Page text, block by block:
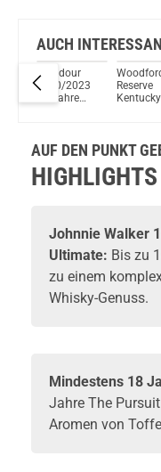
AUCH
Edradour
2010/2023
13 Jahre
Michael
Vol. 700ml
Reserve
Kentucky
45,2%
AUF DEN PUNKT
HIGHLIGHTS
Johnnie Walker
Ultimate: Bis zu
zu einem
Whisky-Genuss.
Mindestens 18
Jahre The
Aromen von